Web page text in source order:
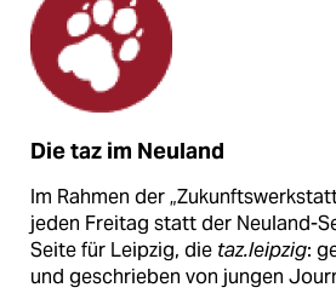
Die taz im Neuland
Im Rahmen der
jeden Freitag statt der Neuland-
Seite für Leipzig, die taz.leipzig:
und geschrieben von jungen